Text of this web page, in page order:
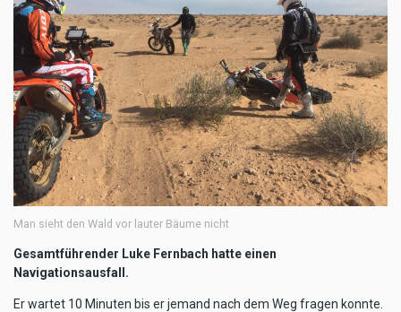
Man sieht den Wald vor lauter Bäume nicht
Gesamtführender Luke Fernbach hatte einen
Navigationsausfall.
Er wartet 10 Minuten bis er jemand nach dem Weg fragen konnte.